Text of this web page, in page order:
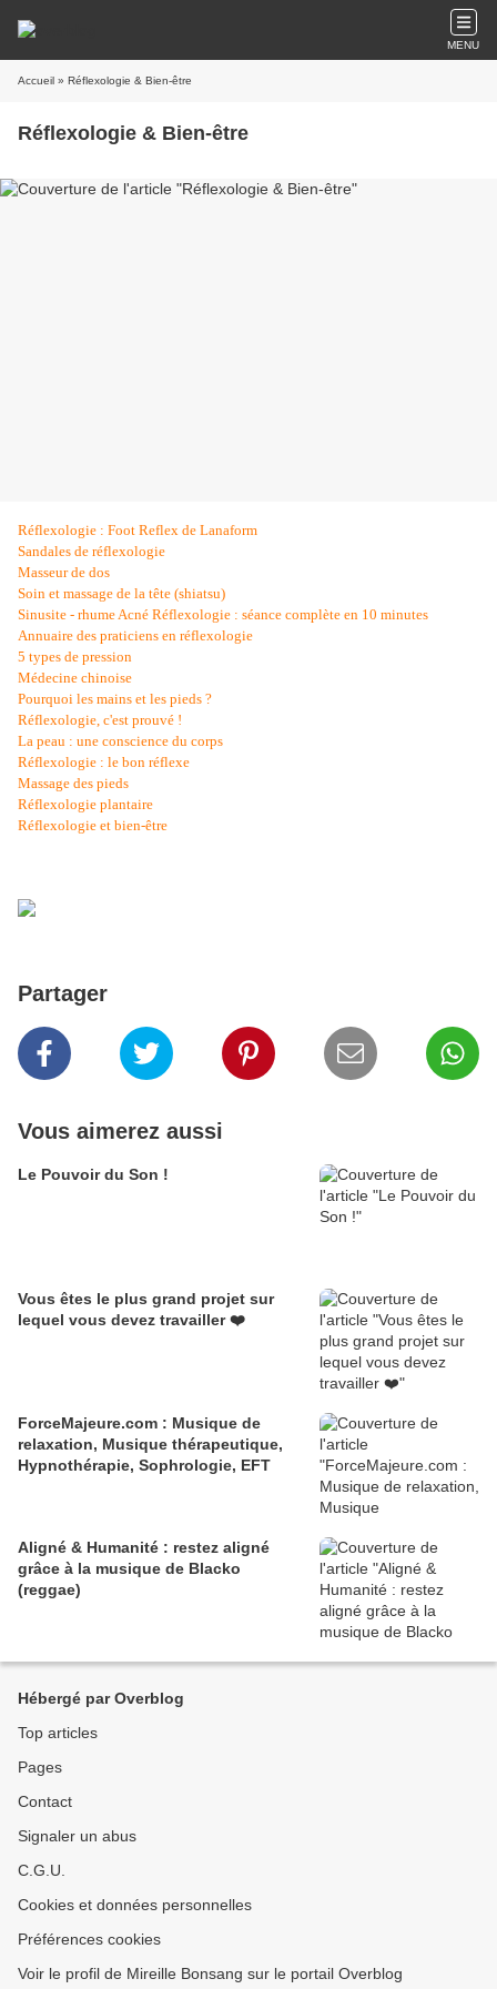
MENU
Accueil » Réflexologie & Bien-être
Réflexologie & Bien-être
Réflexologie : Foot Reflex de Lanaform
Sandales de réflexologie
Masseur de dos
Soin et massage de la tête (shiatsu)
Sinusite - rhumeAcné Réflexologie : séance complète en 10 minutes
Annuaire des praticiens en réflexologie
5 types de pression
Médecine chinoise
Pourquoi les mains et les pieds ?
Réflexologie, c'est prouvé !
La peau : une conscience du corps
Réflexologie : le bon réflexe
Massage des pieds
Réflexologie plantaire
Réflexologie et bien-être
Partager
Vous aimerez aussi
Le Pouvoir du Son !
Vous êtes le plus grand projet sur
lequel vous devez travailler ❤️
ForceMajeure.com : Musique de
relaxation, Musique thérapeutique,
Hypnothérapie, Sophrologie, EFT
Aligné & Humanité : restez aligné
grâce à la musique de Blacko
(reggae)
Hébergé par Overblog
Top articles
Pages
Contact
Signaler un abus
C.G.U.
Cookies et données personnelles
Préférences cookies
Voir le profil de Mireille Bonsang sur le portail Overblog